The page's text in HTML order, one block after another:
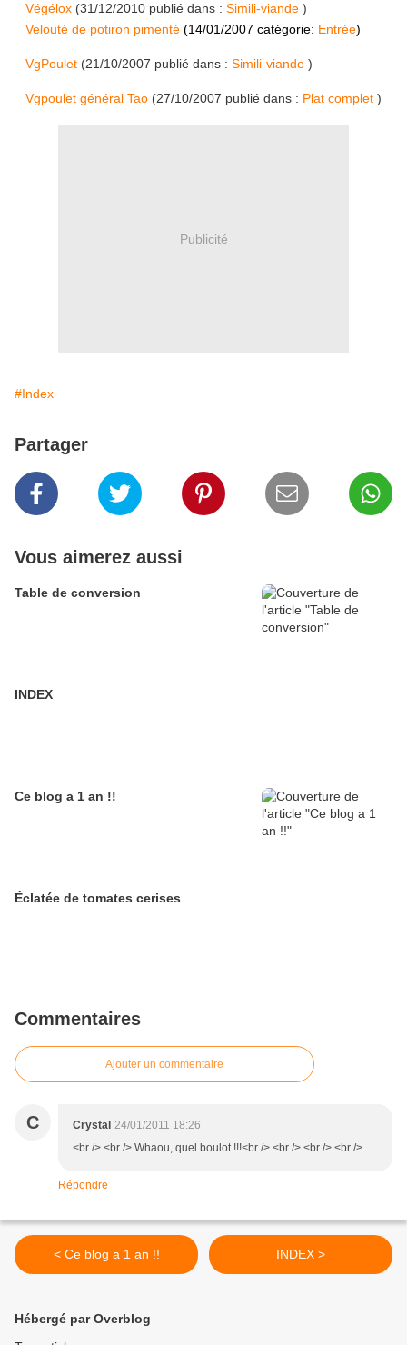
Végélox (31/12/2010 publié dans : Simili-viande )
Velouté de potiron pimenté (14/01/2007 catégorie: Entrée)
VgPoulet (21/10/2007 publié dans : Simili-viande )
Vgpoulet général Tao (27/10/2007 publié dans : Plat complet )
Publicité
#Index
Partager
Vous aimerez aussi
Table de conversion
INDEX
Ce blog a 1 an !!
Éclatée de tomates cerises
Commentaires
Ajouter un commentaire
C Crystal 24/01/2011 18:26
<br /> <br /> Whaou, quel boulot !!!<br /> <br /> <br /> <br />
Répondre
< Ce blog a 1 an !! INDEX >
Hébergé par Overblog